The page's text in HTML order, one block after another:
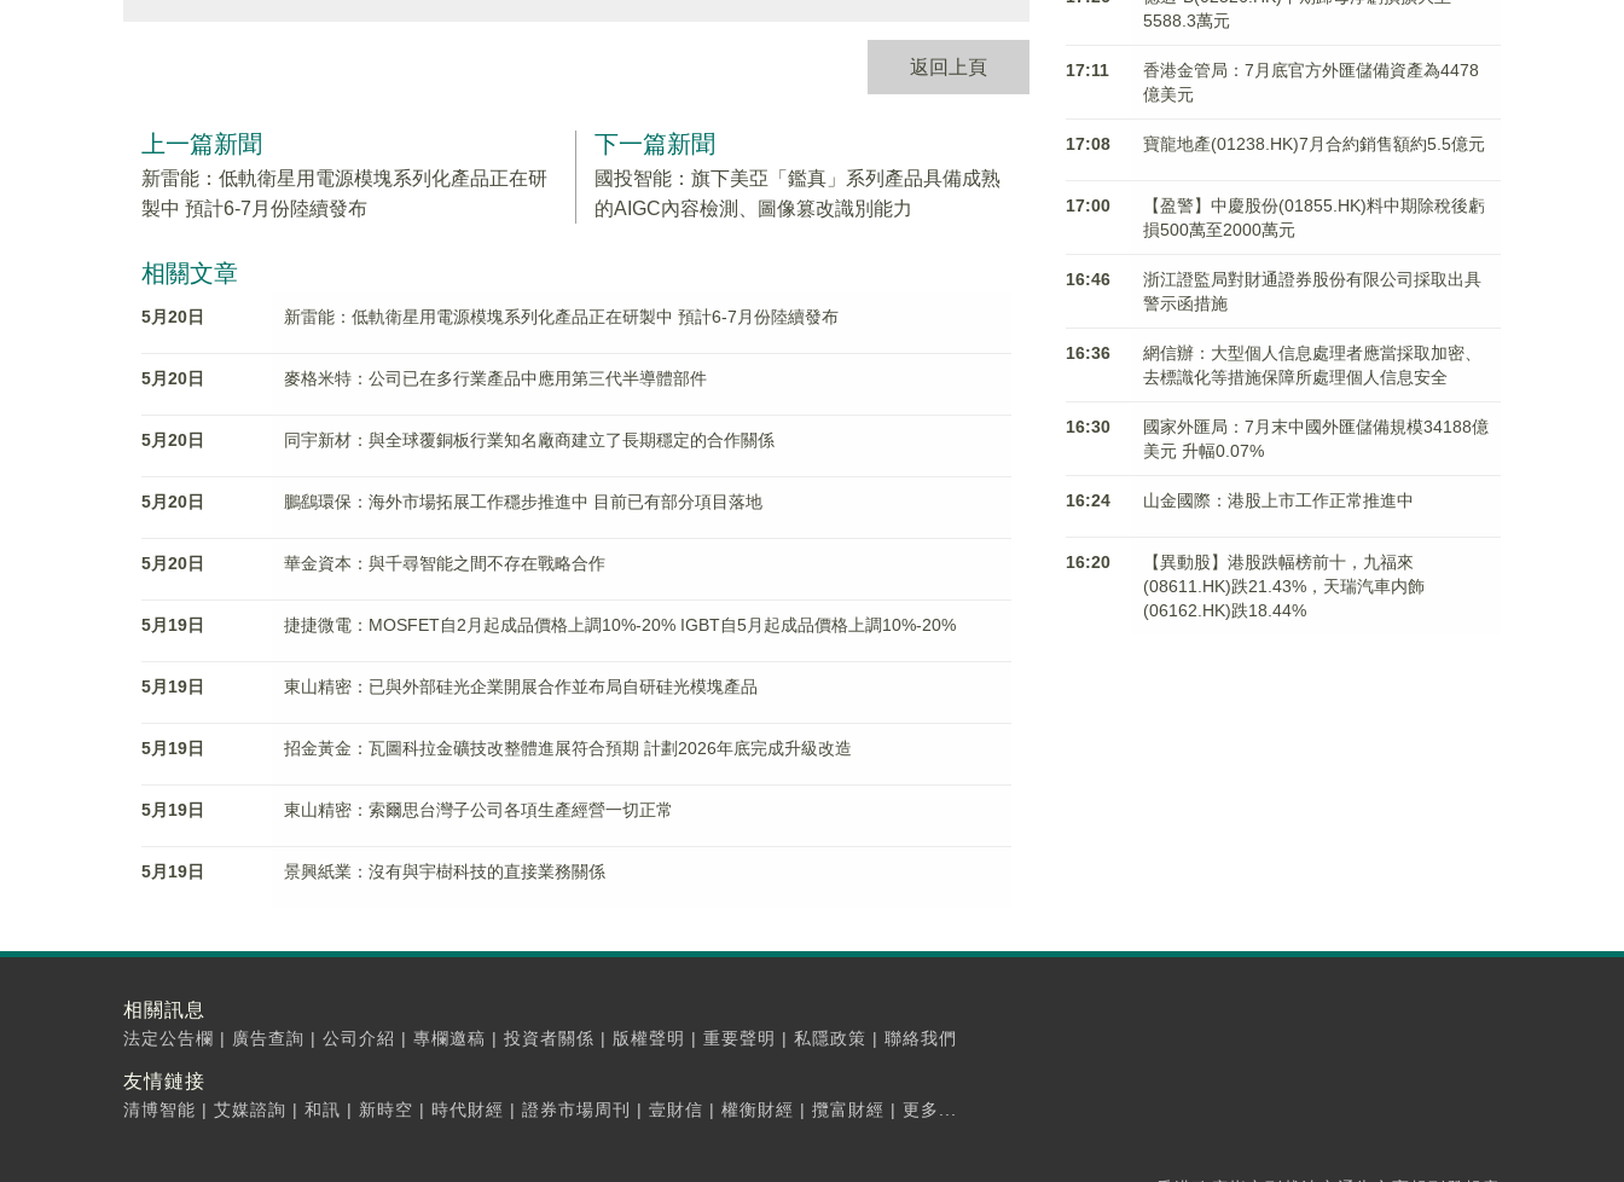
返回上頁
上一篇新聞
新雷能：低軌衛星用電源模塊系列化產品正在研
製中 預計6-7月份陸續發布
下一篇新聞
國投智能：旗下美亞「鑑真」系列產品具備成熟
的AIGC內容檢測、圖像篡改識別能力
相關文章
5月20日 新雷能：低軌衛星用電源模塊系列化產品正在研製中 預計6-7月份陸續發布
5月20日 麥格米特：公司已在多行業產品中應用第三代半導體部件
5月20日 同宇新材：與全球覆銅板行業知名廠商建立了長期穩定的合作關係
5月20日 鵬鷂環保：海外市場拓展工作穩步推進中 目前已有部分項目落地
5月20日 華金資本：與千尋智能之間不存在戰略合作
5月19日 捷捷微電：MOSFET自2月起成品價格上調10%-20% IGBT自5月起成品價格上調10%-20%
5月19日 東山精密：已與外部硅光企業開展合作並布局自研硅光模塊產品
5月19日 招金黃金：瓦圖科拉金礦技改整體進展符合預期 計劃2026年底完成升級改造
5月19日 東山精密：索爾思台灣子公司各項生產經營一切正常
5月19日 景興紙業：沒有與宇樹科技的直接業務關係
5588.3萬元
17:11
香港金管局：7月底官方外匯儲備資產為4478
億美元
17:08 寶龍地產(01238.HK)7月合約銷售額約5.5億元
17:00
【盈警】中慶股份(01855.HK)料中期除稅後虧
損500萬至2000萬元
16:46
浙江證監局對財通證券股份有限公司採取出具
警示函措施
16:36
網信辦：大型個人信息處理者應當採取加密、
去標識化等措施保障所處理個人信息安全
16:30
國家外匯局：7月末中國外匯儲備規模34188億
美元 升幅0.07%
16:24 山金國際：港股上市工作正常推進中
16:20
【異動股】港股跌幅榜前十，九福來
(08611.HK)跌21.43%，天瑞汽車内飾
(06162.HK)跌18.44%
相關訊息
法定公告欄 | 廣告查詢 | 公司介紹 | 專欄邀稿 | 投資者關係 | 版權聲明 | 重要聲明 | 私隱政策 | 聯絡我們
友情鏈接
清博智能 | 艾媒諮詢 | 和訊 | 新時空 | 時代財經 | 證券市場周刊 | 壹財信 | 權衡財經 | 攬富財經 | 更多...